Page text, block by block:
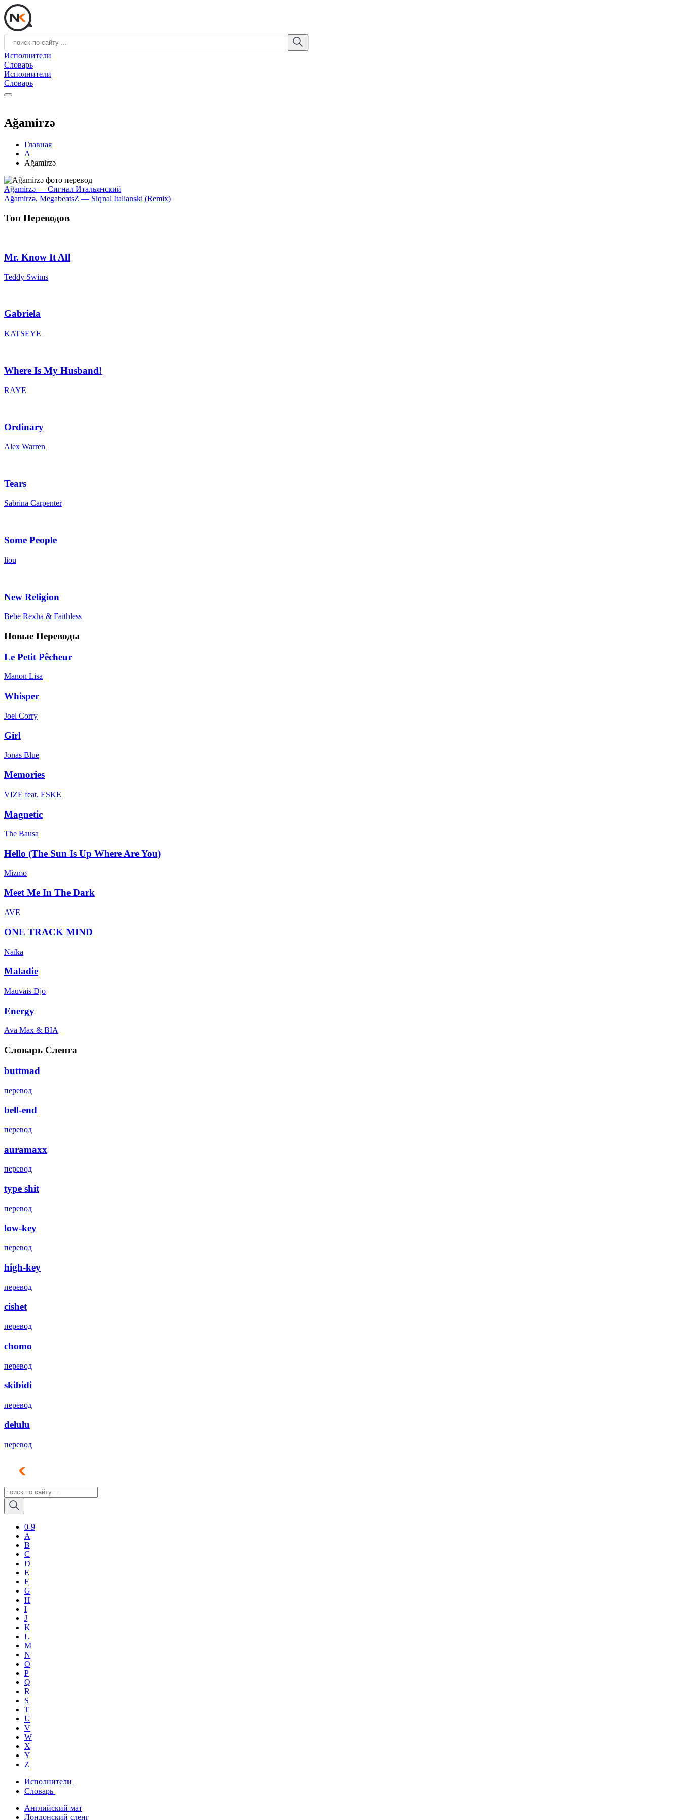
Исполнители
Словарь
Исполнители
Словарь
Ağamirzə
Главная
A
Ağamirzə
Ağamirzə — Сигнал Итальянский
Ağamirzə, MegabeatsZ — Siqnal Italianski (Remix)
Топ Переводов
Mr. Know It All
Teddy Swims
Gabriela
KATSEYE
Where Is My Husband!
RAYE
Ordinary
Alex Warren
Tears
Sabrina Carpenter
Some People
liou
New Religion
Bebe Rexha & Faithless
Новые Переводы
Le Petit Pêcheur
Manon Lisa
Whisper
Joel Corry
Girl
Jonas Blue
Memories
VIZE feat. ESKE
Magnetic
The Bausa
Hello (The Sun Is Up Where Are You)
Mizmo
Meet Me In The Dark
AVE
ONE TRACK MIND
Naïka
Maladie
Mauvais Djo
Energy
Ava Max & BIA
Словарь Сленга
buttmad
перевод
bell-end
перевод
auramaxx
перевод
type shit
перевод
low-key
перевод
high-key
перевод
cishet
перевод
chomo
перевод
skibidi
перевод
delulu
перевод
0-9
A
B
C
D
E
F
G
H
I
J
K
L
M
N
O
P
Q
R
S
T
U
V
W
X
Y
Z
Исполнители
Словарь
Английский мат
Лондонский сленг